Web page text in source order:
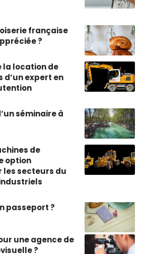
française
?
la location de
expert en
séminaire à
de
option
les secteurs du
passeport ?
une agence de
?